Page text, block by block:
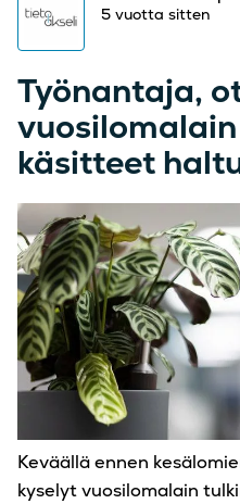
5 vuotta sitten
Työnantaja,
käsitteet
Keväällä ennen
kyselyt vuosilomalain